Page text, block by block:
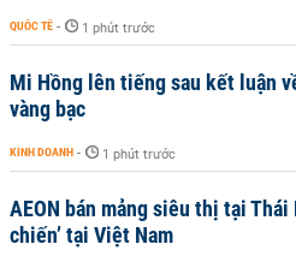
QUỐC TẾ - 1 phút trước
Mi Hồng lên tiếng sau kết luận
vàng bạc
KINH DOANH - 1 phút trước
AEON bán mảng siêu thị tại Thái
chiến’ tại Việt Nam